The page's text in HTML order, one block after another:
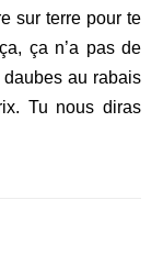
sur terre pour te
ça n’a pas de
au rabais
Tu nous diras